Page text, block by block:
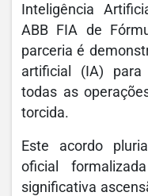
Inteligência
ABB FIA de
parceria é
artificial (IA)
todas as
torcida.
Este acordo
oficial
significativa